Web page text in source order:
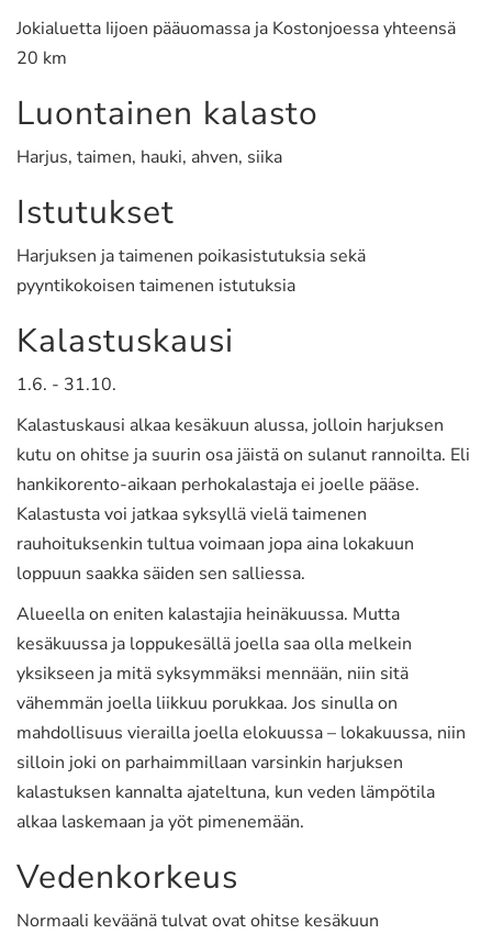
Jokialuetta Iijoen pääuomassa ja Kostonjoessa yhteensä
20 km
Luontainen kalasto
Harjus, taimen, hauki, ahven, siika
Istutukset
Harjuksen ja taimenen poikasistutuksia sekä
pyyntikokoisen taimenen istutuksia
Kalastuskausi
1.6. - 31.10.
Kalastuskausi alkaa kesäkuun alussa, jolloin harjuksen
kutu on ohitse ja suurin osa jäistä on sulanut rannoilta. Eli
hankikorento-aikaan perhokalastaja ei joelle pääse.
Kalastusta voi jatkaa syksyllä vielä taimenen
rauhoituksenkin tultua voimaan jopa aina lokakuun
loppuun saakka säiden sen salliessa.
Alueella on eniten kalastajia heinäkuussa. Mutta
kesäkuussa ja loppukesällä joella saa olla melkein
yksikseen ja mitä syksymmäksi mennään, niin sitä
vähemmän joella liikkuu porukkaa. Jos sinulla on
mahdollisuus vierailla joella elokuussa – lokakuussa, niin
silloin joki on parhaimmillaan varsinkin harjuksen
kalastuksen kannalta ajateltuna, kun veden lämpötila
alkaa laskemaan ja yöt pimenemään.
Vedenkorkeus
Normaali keväänä tulvat ovat ohitse kesäkuun